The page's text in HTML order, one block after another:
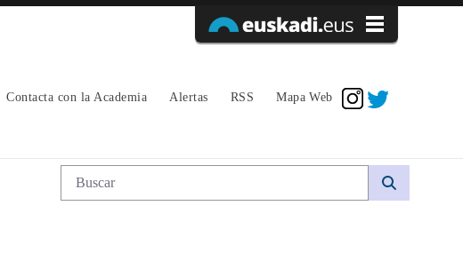
Contacta con la Academia Alertas RSS Mapa Web
en prácticas e inicio del curso. - avpe
Búsqueda web